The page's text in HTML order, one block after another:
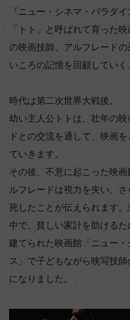
『ニュー・シネマ・パラダ
「トト」と呼ばれて育った
の映画技師、アルフレード
いころの記憶を回顧していく
時代は第二次世界大戦後。
幼い主人公トトは、壮年の
ドとの交流を通して、映画
ていきます。
その後、不意に起こった映
ルフレードは視力を失い、
死したことが伝えられます。
中で、貧しい家計を助けるた
建てられた映画館「ニュー
ス」で子どもながら映写技
になりました。